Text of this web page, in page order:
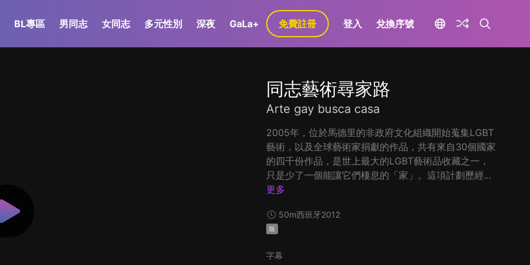
BL專區 男同志 女同志 多元性別 深夜 GaLa+ 免費註冊 登入 兌換序號
同志藝術尋家路
Arte gay busca casa
2005年，位於馬德里的非政府文化組織開始蒐集LGBT
藝術，以及全球藝術家捐獻的作品，共有來自30個國家
的四千份作品，是世上最大的LGBT藝術品收藏之一，
只是少了一個能讓它們棲息的「家」。這項計劃歷經...
更多
50m西班牙2012
限
字幕